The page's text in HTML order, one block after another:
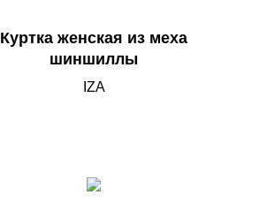
Куртка женская из меха
шиншиллы
IZA